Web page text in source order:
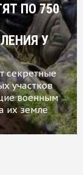
ПО 750
У
секретные
участков
военным
их земле